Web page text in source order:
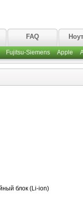
FAQ
Fujitsu-Siemens Apple
блок (Li-ion)